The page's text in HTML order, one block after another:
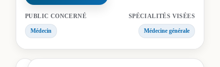
PUBLIC CONCERNÉ
Médecin
SPÉCIALITÉS VISÉES
Médecine générale